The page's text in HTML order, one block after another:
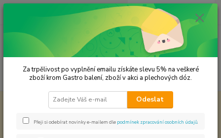
Menu
Hledat
ks
za 0,00 Kč
Koření od Samuela podle způsobu použití
Česneková sůl s
Za trpělivost po vyplnění emailu získáte slevu 5% na veškeré
zboží krom Gastro balení, zboží v akci a plechových dóz.
Odeslat
Přeji si odebírat novinky e-mailem dle podmínek zpracování osobních údajů